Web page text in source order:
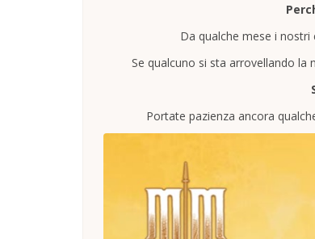
Da qualche mese i
Se qualcuno si sta arrovellando
Portate pazienza ancora